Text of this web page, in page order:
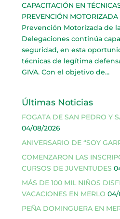
CAPACITACIÓN EN
PREVENCIÓN
Prevención Motorizada de
Delegaciones continúa
seguridad, en esta
técnicas de legítima
GIVA. Con el objetivo de...
Últimas Noticias
FOGATA DE SAN PEDRO Y
04/08/2026
ANIVERSARIO DE “SOY
COMENZARON LAS
CURSOS DE JUVENTUDES
MÁS DE 100 MIL NIÑOS
VACACIONES EN MERLO 04/
PEÑA DOMINGUERA EN